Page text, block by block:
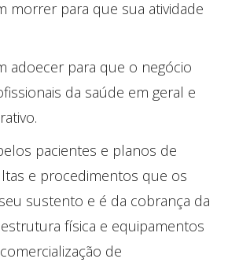
morrer para que sua atividade
adoecer para que o negócio
da saúde em geral e
pacientes e planos de
e procedimentos que os
sustento e é da cobrança da
física e equipamentos
de